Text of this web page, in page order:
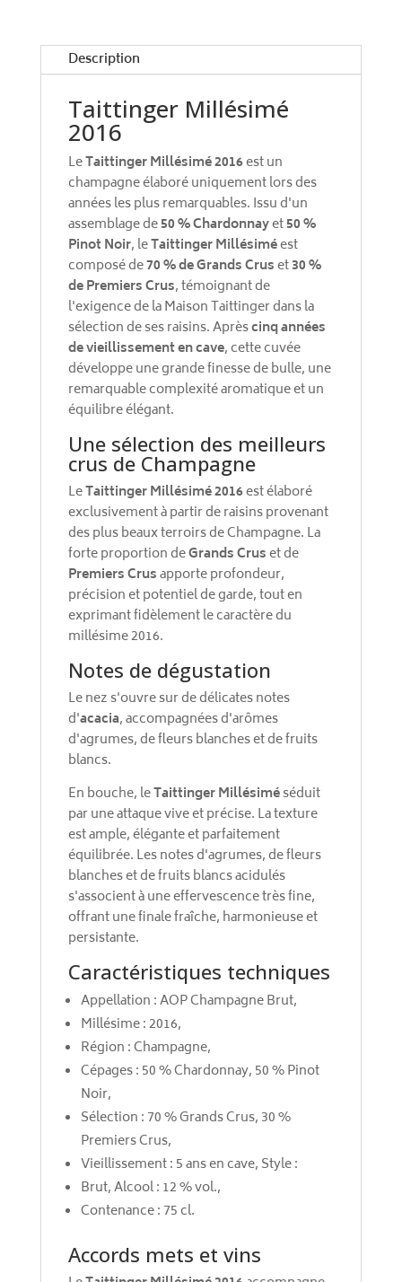
:
Description
Taittinger Millésimé
2016
LeTaittinger Millésimé 2016est un
champagne élaboré uniquement lors des
années les plus remarquables. Issu d'un
assemblage de50 % Chardonnayet50 %
Pinot Noir, leTaittinger Millésiméest
composé de70 % de Grands Cruset30 %
de Premiers Crus, témoignant de
l'exigence de la Maison Taittinger dans la
sélection de ses raisins. Aprèscinq années
de vieillissement en cave, cette cuvée
développe une grande finesse de bulle, une
remarquable complexité aromatique et un
équilibre élégant.
Une sélection des meilleurs
crus de Champagne
LeTaittinger Millésimé 2016est élaboré
exclusivement à partir de raisins provenant
des plus beaux terroirs de Champagne. La
forte proportion deGrands Cruset de
Premiers Crusapporte profondeur,
précision et potentiel de garde, tout en
exprimant fidèlement le caractère du
millésime 2016.
Notes de dégustation
Le nez s'ouvre sur de délicates notes
d'acacia, accompagnées d'arômes
d'agrumes, de fleurs blanches et de fruits
blancs.
En bouche, leTaittinger Millésiméséduit
par une attaque vive et précise. La texture
est ample, élégante et parfaitement
équilibrée. Les notes d'agrumes, de fleurs
blanches et de fruits blancs acidulés
s'associent à une effervescence très fine,
offrant une finale fraîche, harmonieuse et
persistante.
Caractéristiques techniques
Appellation : AOP Champagne Brut,
Millésime : 2016,
Région : Champagne,
Cépages : 50 % Chardonnay, 50 % Pinot
Noir,
Sélection : 70 % Grands Crus, 30 %
Premiers Crus,
Vieillissement : 5 ans en cave, Style :
Brut, Alcool : 12 % vol.,
Contenance : 75 cl.
Accords mets et vins